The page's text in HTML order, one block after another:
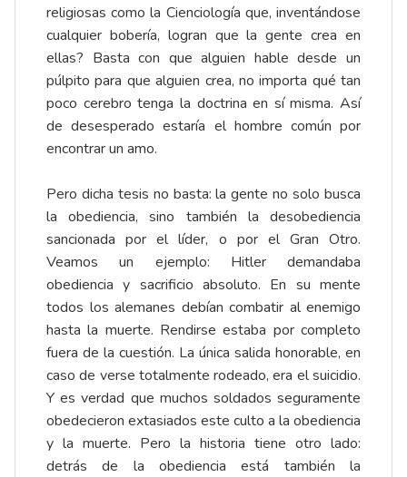
religiosas como la Cienciología que, inventándose
cualquier bobería, logran que la gente crea en
ellas? Basta con que alguien hable desde un
púlpito para que alguien crea, no importa qué tan
poco cerebro tenga la doctrina en sí misma. Así
de desesperado estaría el hombre común por
encontrar un amo.
Pero dicha tesis no basta: la gente no solo busca
la obediencia, sino también la desobediencia
sancionada por el líder, o por el Gran Otro.
Veamos un ejemplo: Hitler demandaba
obediencia y sacrificio absoluto. En su mente
todos los alemanes debían combatir al enemigo
hasta la muerte. Rendirse estaba por completo
fuera de la cuestión. La única salida honorable, en
caso de verse totalmente rodeado, era el suicidio.
Y es verdad que muchos soldados seguramente
obedecieron extasiados este culto a la obediencia
y la muerte. Pero la historia tiene otro lado:
detrás de la obediencia está también la